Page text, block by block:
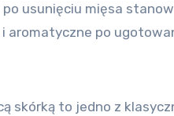
usunięciu mięsa
aromatyczne po
skórką to jedno z